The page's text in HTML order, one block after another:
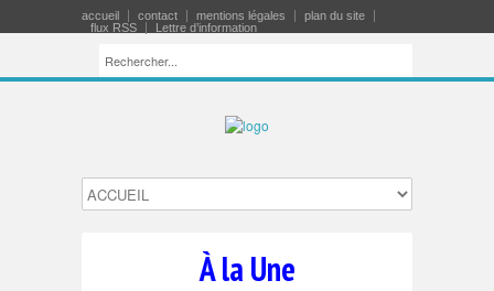
accueil contact mentions légales
plan du site
flux RSS
Lettre d’information
À la Une